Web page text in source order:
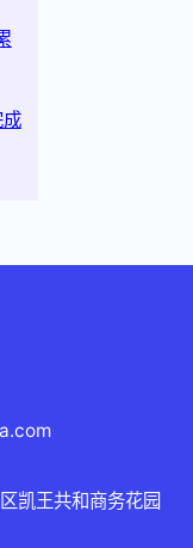
凯王共和商务花园